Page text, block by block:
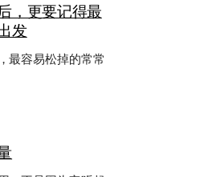
，更要记得最
发
最容易松掉的常常